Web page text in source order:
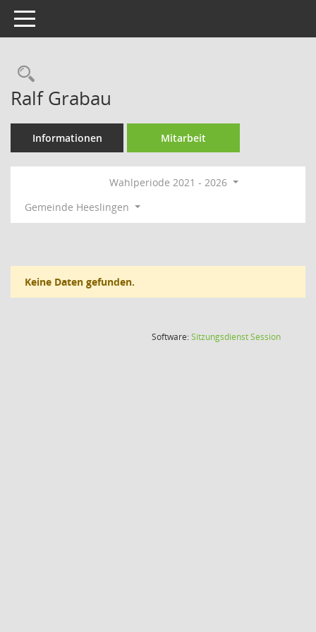
Toggle navigation
Rechercheauswahl
Ralf Grabau
Informationen Mitarbeit
Wahlperiode 2021 - 2026
Gemeinde Heeslingen
Keine Daten gefunden.
Software:SitzungsdienstSession(Wird in